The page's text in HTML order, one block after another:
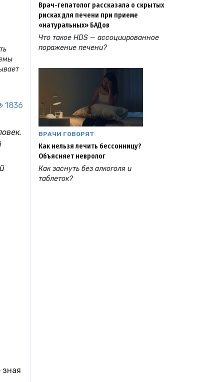
1836
зная
Врач-гепатолог рассказала о скрытых
рисках для печени при приеме
«натуральных» БАДов
Что такое HDS — ассоциированное
поражение печени?
ВРАЧИ ГОВОРЯТ
Как нельзя лечить бессонницу?
Объясняет невролог
Как заснуть без алкоголя и
таблеток?